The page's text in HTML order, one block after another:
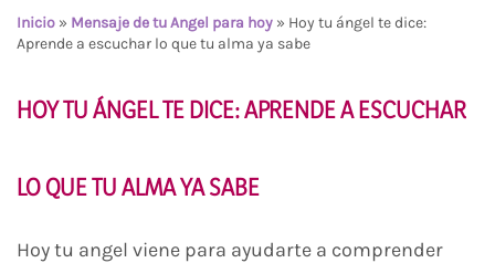
Inicio » Mensaje de tu Angel para hoy » Hoy tu ángel te dice:
Aprende a escuchar lo que tu alma ya sabe
HOY TU ÁNGEL TE DICE: APRENDE A ESCUCHAR
LO QUE TU ALMA YA SABE
Hoy tu angel viene para ayudarte a comprender